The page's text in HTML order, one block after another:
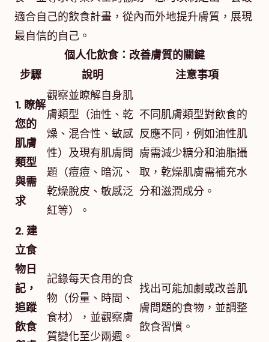
適合自己的飲食計畫，從內而外地提升膚質，展現
最自信的自己。
個人化飲食：改善膚質的關鍵
步驟
說明 注意事項
1. 瞭解
您的
肌膚
類型
與需
求
觀察並瞭解自身肌
膚類型（油性、乾
燥、混合性、敏感
性）及現有肌膚問
題（痘痘、暗沉、
乾燥脫皮、敏感泛
紅等）。
不同肌膚類型對飲食的
反應不同，例如油性肌
膚需減少糖分和油脂攝
取，乾燥肌膚需補充水
分和滋潤成分。
2. 建
立食
物日
記，
追蹤
飲食
記錄每天食用的食
物（份量、時間、
食材），並觀察膚
質變化至少兩週。
找出可能加劇或改善肌
膚問題的食物，並調整
飲食習慣。